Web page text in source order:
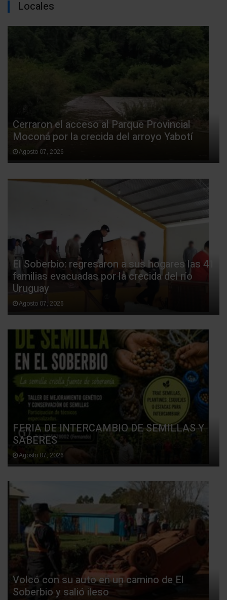
Locales
Cerraron el acceso al Parque Provincial
Moconá por la crecida del arroyo Yabotí
Agosto 07, 2026
El Soberbio: regresaron a sus hogares las 41
familias evacuadas por la crecida del río
Uruguay
Agosto 07, 2026
FERIA DE INTERCAMBIO DE SEMILLAS Y
SABERES
Agosto 07, 2026
Volcó con su auto en un camino de El
Soberbio y salió ileso